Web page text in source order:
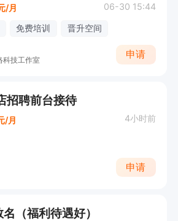
/月 06-30 15:44
免费培训 晋升空间
科技工作室
申请
招聘前台接待
/月 4小时前
申请
（福利待遇好）